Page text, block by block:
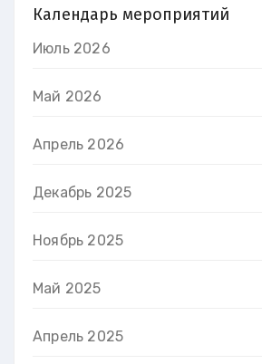
Календарь мероприятий
Июль 2026
Май 2026
Апрель 2026
Декабрь 2025
Ноябрь 2025
Май 2025
Апрель 2025